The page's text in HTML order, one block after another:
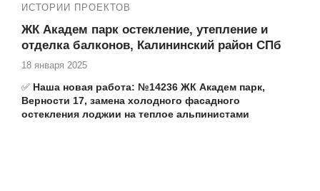
ИСТОРИИ ПРОЕКТОВ
ЖК Академ парк остекление, утепление и
отделка балконов, Калининский район СПб
18 января 2025
✅ Наша новая работа: №14236 ЖК Академ парк,
Верности 17, замена холодного фасадного
остекления лоджии на теплое альпинистами